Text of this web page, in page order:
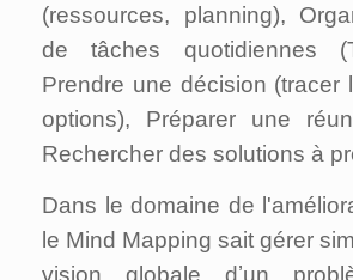
(ressources, planning),
de tâches quotidiennes
Prendre une décision (tracer
options), Préparer une
Rechercher des solutions à
Dans le domaine de
le Mind Mapping sait gérer
vision globale dʼun